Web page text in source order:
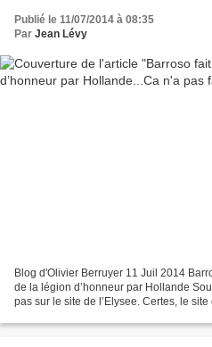
Publié le 11/07/2014 à 08:35
Par Jean Lévy
Blog d'Olivier Berruyer 11 Juil 2014
de la légion d’honneur par Hollande
pas sur le site de l’Elysee. Certes, le